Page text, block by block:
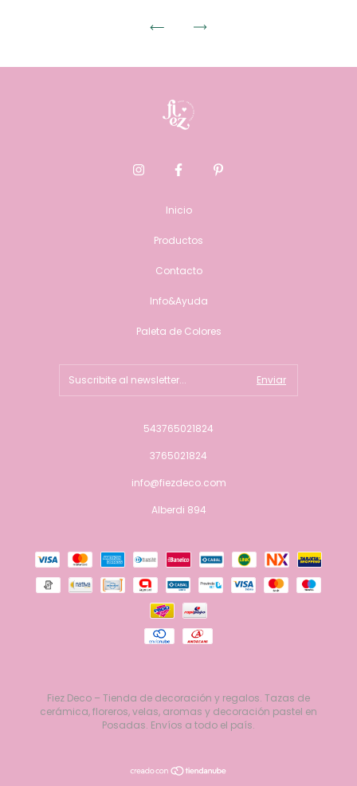
Inicio
Productos
Contacto
Info&Ayuda
Paleta de Colores
543765021824
3765021824
info@fiezdeco.com
Alberdi 894
Fiez Deco – Tienda de decoración y regalos. Tazas de
cerámica, floreros, velas, aromas y decoración pastel en
Posadas. Envíos a todo el país.